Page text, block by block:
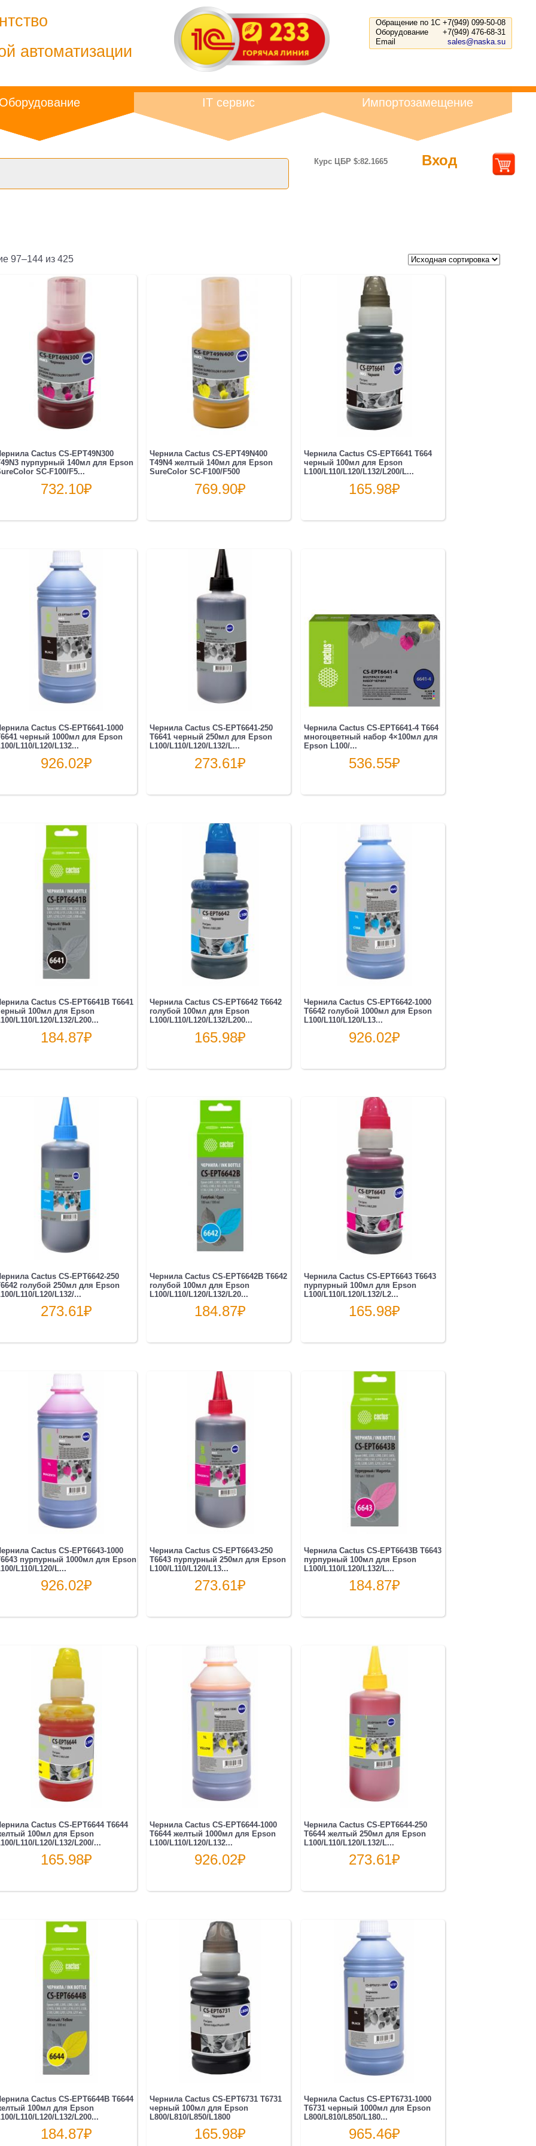
автоматизации
Обращение по 1С +7(949) 099-50-08
Оборудование
+7(949) 476-68-31
Email
sales@naska.su
IT сервис Импортозамещение
Курс ЦБР $:82.1665 Вход
97–144 из 425
Cactus CS-EPT49N300
пурпурный 140мл для Epson
SC-F100/F5...
732.10₽
Чернила Cactus CS-EPT49N400
T49N4 желтый 140мл для Epson
SureColor SC-F100/F500
769.90₽
Чернила Cactus CS-EPT6641 T664
черный 100мл для Epson
L100/L110/L120/L132/L200/L...
165.98₽
Cactus CS-EPT6641-1000
черный 1000мл для Epson
L110/L120/L132...
926.02₽
Чернила Cactus CS-EPT6641-250
T6641 черный 250мл для Epson
L100/L110/L120/L132/L...
273.61₽
Чернила Cactus CS-EPT6641-4 T664
многоцветный набор 4×100мл для
Epson L100/...
536.55₽
Cactus CS-EPT6641B T6641
100мл для Epson
L110/L120/L132/L200...
184.87₽
Чернила Cactus CS-EPT6642 T6642
голубой 100мл для Epson
L100/L110/L120/L132/L200...
165.98₽
Чернила Cactus CS-EPT6642-1000
T6642 голубой 1000мл для Epson
L100/L110/L120/L13...
926.02₽
Cactus CS-EPT6642-250
голубой 250мл для Epson
L110/L120/L132/...
273.61₽
Чернила Cactus CS-EPT6642B T6642
голубой 100мл для Epson
L100/L110/L120/L132/L20...
184.87₽
Чернила Cactus CS-EPT6643 T6643
пурпурный 100мл для Epson
L100/L110/L120/L132/L2...
165.98₽
Cactus CS-EPT6643-1000
пурпурный 1000мл для Epson
L110/L120/L...
926.02₽
Чернила Cactus CS-EPT6643-250
T6643 пурпурный 250мл для Epson
L100/L110/L120/L13...
273.61₽
Чернила Cactus CS-EPT6643B T6643
пурпурный 100мл для Epson
L100/L110/L120/L132/L...
184.87₽
Cactus CS-EPT6644 T6644
100мл для Epson
L110/L120/L132/L200/...
165.98₽
Чернила Cactus CS-EPT6644-1000
T6644 желтый 1000мл для Epson
L100/L110/L120/L132...
926.02₽
Чернила Cactus CS-EPT6644-250
T6644 желтый 250мл для Epson
L100/L110/L120/L132/L...
273.61₽
Cactus CS-EPT6644B T6644
100мл для Epson
L110/L120/L132/L200...
184.87₽
Чернила Cactus CS-EPT6731 T6731
черный 100мл для Epson
L800/L810/L850/L1800
165.98₽
Чернила Cactus CS-EPT6731-1000
T6731 черный 1000мл для Epson
L800/L810/L850/L180...
965.46₽